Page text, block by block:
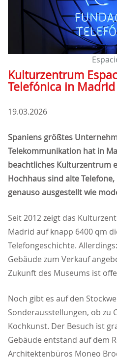
Kulturzentrum
Telefónica in Madrid
19.03.2026
Spaniens größtes
Telekommunikation hat in
beachtliches Kulturzentrum
Hochhaus sind alte
genauso ausgestellt wie
Seit 2012 zeigt das
Madrid auf knapp 6400 qm
Telefongeschichte.
Gebäude zum Verkauf
Zukunft des Museums ist
Noch gibt es auf den
Sonderausstellungen, ob zu
Kochkunst. Der Besuch ist
Gebäude entstand auf dem
Architektenbüros Moneo